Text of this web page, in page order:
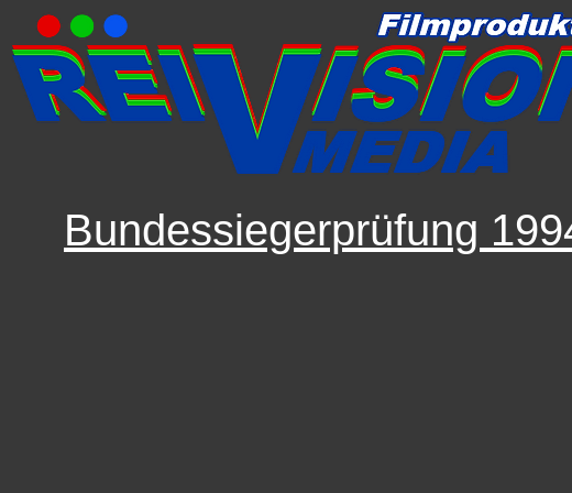
Bundessiegerprüfung